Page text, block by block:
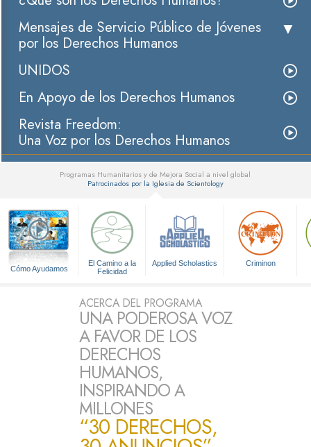
Mensajes de Servicio Público de Jóvenes
por los Derechos Humanos
UNIDOS
En Apoyo de los Derechos Humanos
Revista Freedom:
Una Voz por los Derechos Humanos
Programas Humanitarios y de Mejora Social a nivel global
Patrocinados por la Iglesia de Scientology
Cómo Ayudamos
El Camino a la
Felicidad
Applied Scholastics Criminon
ACERCA DEL PROGRAMA
UNA PODEROSA VOZ
A FAVOR DE LOS
DERECHOS
HUMANOS,
INSPIRANDO A
MILLONES
“30 DERECHOS,